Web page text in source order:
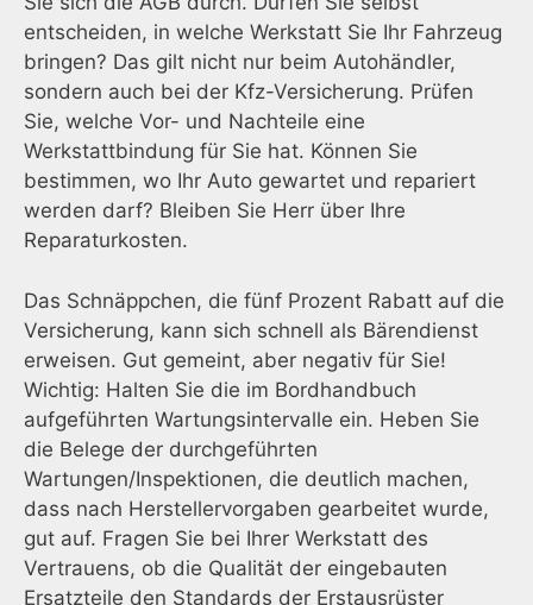
entscheiden, in welche Werkstatt Sie Ihr Fahrzeug
bringen? Das gilt nicht nur beim Autohändler,
sondern auch bei der Kfz-Versicherung. Prüfen
Sie, welche Vor- und Nachteile eine
Werkstattbindung für Sie hat. Können Sie
bestimmen, wo Ihr Auto gewartet und repariert
werden darf? Bleiben Sie Herr über Ihre
Reparaturkosten.
Das Schnäppchen, die fünf Prozent Rabatt auf die
Versicherung, kann sich schnell als Bärendienst
erweisen. Gut gemeint, aber negativ für Sie!
Wichtig: Halten Sie die im Bordhandbuch
aufgeführten Wartungsintervalle ein. Heben Sie
die Belege der durchgeführten
Wartungen/Inspektionen, die deutlich machen,
dass nach Herstellervorgaben gearbeitet wurde,
gut auf. Fragen Sie bei Ihrer Werkstatt des
Vertrauens, ob die Qualität der eingebauten
Ersatzteile den Standards der Erstausrüster